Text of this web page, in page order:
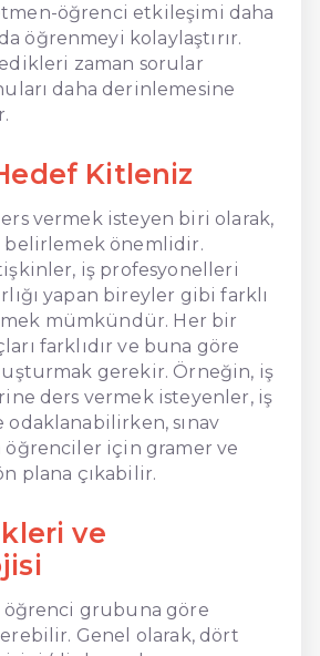
öğrenci etkileşimi daha
öğrenmeyi kolaylaştırır.
zaman sorular
daha derinlemesine
Kitleniz
vermek isteyen biri olarak,
önemlidir.
iş profesyonelleri
yapan bireyler gibi farklı
mümkündür. Her bir
farklıdır ve buna göre
gerekir. Örneğin, iş
ders vermek isteyenler, iş
sınav
öğrenciler için gramer ve
plana çıkabilir.
ve
öğrenci grubuna göre
Genel olarak, dört